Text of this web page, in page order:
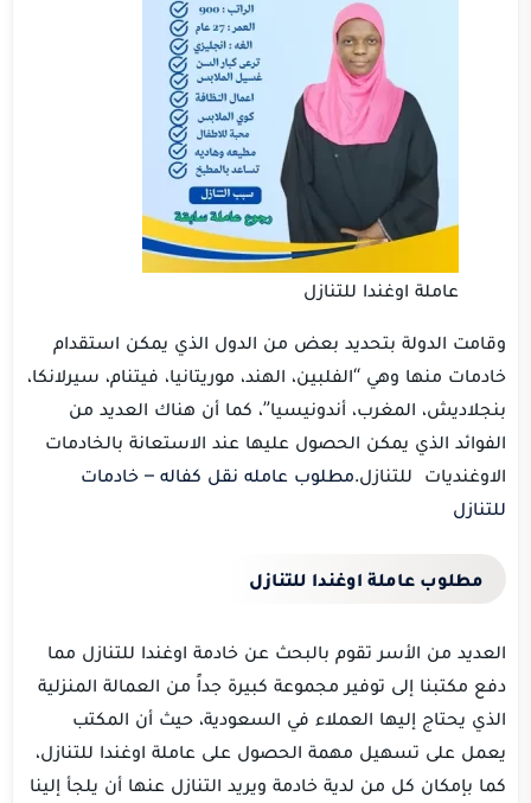
عاملة اوغندا للتنازل
وقامت الدولة بتحديد بعض من الدول الذي يمكن استقدام
خادمات منها وهي “الفلبين، الهند، موريتانيا، فيتنام، سيرلانكا،
بنجلاديش، المغرب، أندونيسيا”، كما أن هناك العديد من
الفوائد الذي يمكن الحصول عليها عند الاستعانة بالخادمات
الاوغنديات للتنازل.مطلوب عامله نقل كفاله – خادمات
للتنازل
مطلوب عاملة اوغندا للتنازل
العديد من الأسر تقوم بالبحث عن خادمة اوغندا للتنازل مما
دفع مكتبنا إلى توفير مجموعة كبيرة جداً من العمالة المنزلية
الذي يحتاج إليها العملاء في السعودية، حيث أن المكتب
يعمل على تسهيل مهمة الحصول على عاملة اوغندا للتنازل،
كما بإمكان كل من لدية خادمة ويريد التنازل عنها أن يلجأ إلينا